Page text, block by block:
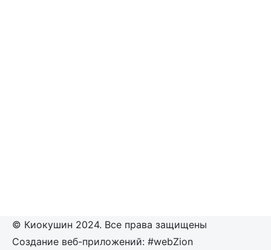
© Киокушин 2024. Все права защищены
Создание веб-приложений: #webZion